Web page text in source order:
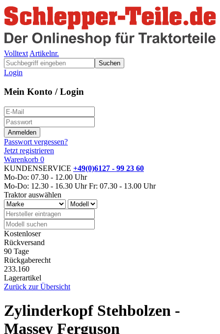
Volltext Artikelnr.
Suchen
Login
Mein Konto / Login
Passwort vergessen?
Jetzt registrieren
Warenkorb 0
KUNDENSERVICE +49(0)6127 - 99 23 60
Mo-Do: 07.30 - 12.00 Uhr
Mo-Do: 12.30 - 16.30 Uhr Fr: 07.30 - 13.00 Uhr
Traktor auswählen
Kostenloser
Rückversand
90 Tage
Rückgaberecht
233.160
Lagerartikel
Zurück zur Übersicht
Zylinderkopf Stehbolzen -
Massey Ferguson